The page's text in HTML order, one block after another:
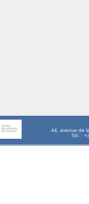
44, avenue de
Tél. :